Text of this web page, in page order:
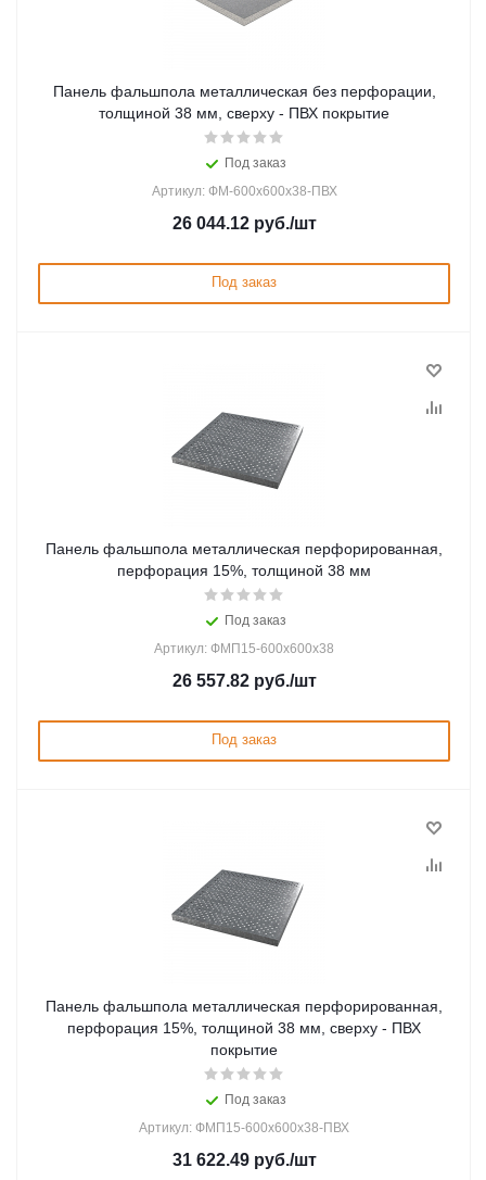
Панель фальшпола металлическая без перфорации,
толщиной 38 мм, сверху - ПВХ покрытие
Под заказ
Артикул: ФМ-600х600х38-ПВХ
26 044.12руб./шт
Под заказ
Панель фальшпола металлическая перфорированная,
перфорация 15%, толщиной 38 мм
Под заказ
Артикул: ФМП15-600х600х38
26 557.82руб./шт
Под заказ
Панель фальшпола металлическая перфорированная,
перфорация 15%, толщиной 38 мм, сверху - ПВХ
покрытие
Под заказ
Артикул: ФМП15-600х600х38-ПВХ
31 622.49руб./шт